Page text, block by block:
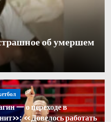
об умершем
— о переходе в
«Довелось работать